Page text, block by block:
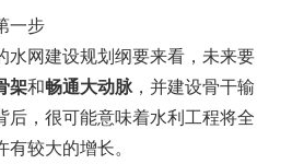
一步
水网建设规划纲要来看，未来要
架和畅通大动脉，并建设骨干输
后，很可能意味着水利工程将全
较大的增长。